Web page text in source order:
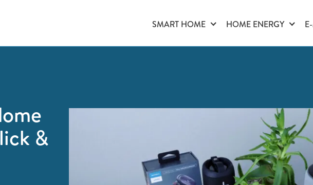
SMART HOME HOME ENERGY
&